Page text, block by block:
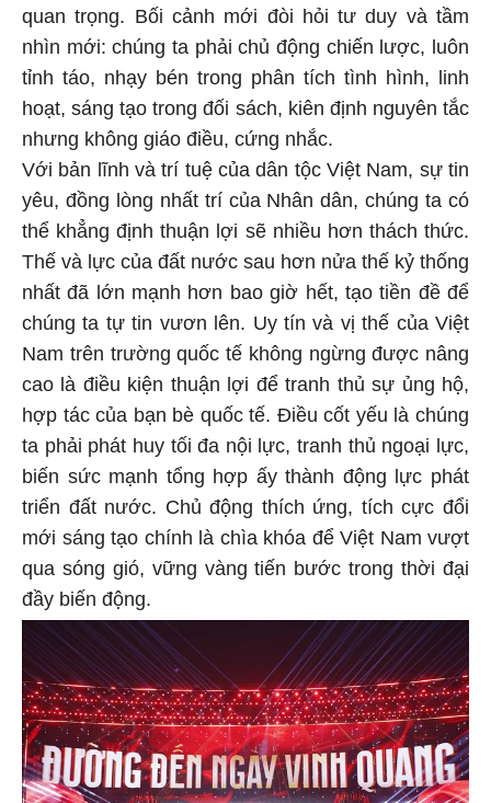
quan trọng. Bối cảnh mới đòi hỏi tư duy và tầm
nhìn mới: chúng ta phải chủ động chiến lược, luôn
tỉnh táo, nhạy bén trong phân tích tình hình, linh
hoạt, sáng tạo trong đối sách, kiên định nguyên tắc
nhưng không giáo điều, cứng nhắc.
Với bản lĩnh và trí tuệ của dân tộc Việt Nam, sự tin
yêu, đồng lòng nhất trí của Nhân dân, chúng ta có
thể khẳng định thuận lợi sẽ nhiều hơn thách thức.
Thế và lực của đất nước sau hơn nửa thế kỷ thống
nhất đã lớn mạnh hơn bao giờ hết, tạo tiền đề để
chúng ta tự tin vươn lên. Uy tín và vị thế của Việt
Nam trên trường quốc tế không ngừng được nâng
cao là điều kiện thuận lợi để tranh thủ sự ủng hộ,
hợp tác của bạn bè quốc tế. Điều cốt yếu là chúng
ta phải phát huy tối đa nội lực, tranh thủ ngoại lực,
biến sức mạnh tổng hợp ấy thành động lực phát
triển đất nước. Chủ động thích ứng, tích cực đổi
mới sáng tạo chính là chìa khóa để Việt Nam vượt
qua sóng gió, vững vàng tiến bước trong thời đại
đầy biến động.